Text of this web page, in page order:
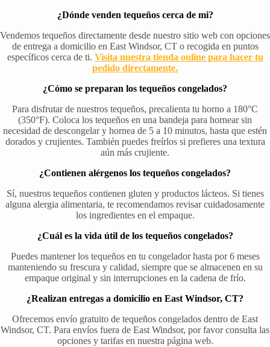
¿Dónde venden tequeños cerca de mi?
Vendemos tequeños directamente desde nuestro sitio web con opciones
de entrega a domicilio en East Windsor, CT o recogida en puntos
específicos cerca de ti. Visita nuestra tienda online para hacer tu
pedido directamente.
¿Cómo se preparan los tequeños congelados?
Para disfrutar de nuestros tequeños, precalienta tu horno a 180°C
(350°F). Coloca los tequeños en una bandeja para hornear sin
necesidad de descongelar y hornea de 5 a 10 minutos, hasta que estén
dorados y crujientes. También puedes freírlos si prefieres una textura
aún más crujiente.
¿Contienen alérgenos los tequeños congelados?
Sí, nuestros tequeños contienen gluten y productos lácteos. Si tienes
alguna alergia alimentaria, te recomendamos revisar cuidadosamente
los ingredientes en el empaque.
¿Cuál es la vida útil de los tequeños congelados?
Puedes mantener los tequeños en tu congelador hasta por 6 meses
manteniendo su frescura y calidad, siempre que se almacenen en su
empaque original y sin interrupciones en la cadena de frío.
¿Realizan entregas a domicilio en East Windsor, CT?
Ofrecemos envío gratuito de tequeños congelados dentro de East
Windsor, CT. Para envíos fuera de East Windsor, por favor consulta las
opciones y tarifas en nuestra página web.